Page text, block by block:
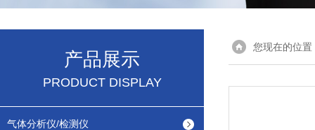
产品展示
PRODUCT DISPLAY
气体分析仪/检测仪
您现在的位置